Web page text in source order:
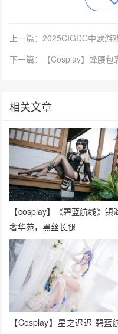
上一篇：2025CIGDC中欧游
相关文章
【cosplay】《碧蓝航线》镇
奢华苑，黑丝长腿
【Cosplay】星之迟迟 碧蓝